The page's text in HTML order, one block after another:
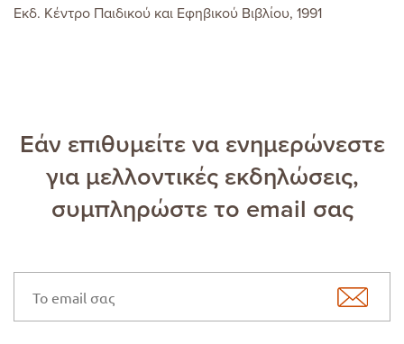
Εκδ. Κέντρο Παιδικού και Εφηβικού Βιβλίου, 1991
Εάν επιθυμείτε να ενημερώνεστε
για μελλοντικές εκδηλώσεις,
συμπληρώστε το email σας